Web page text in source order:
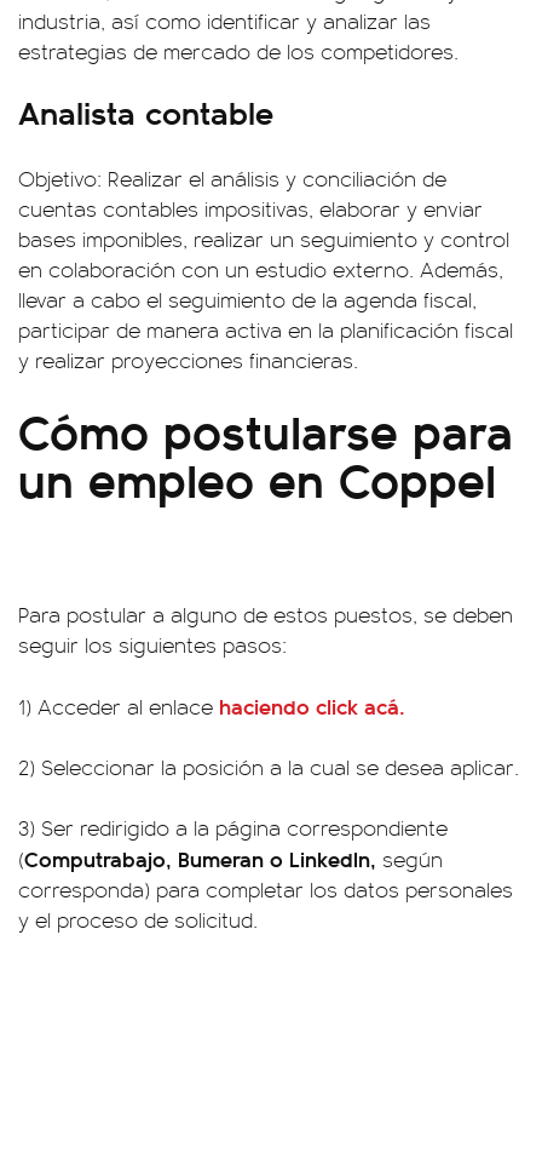
industria, así como identificar y analizar las
estrategias de mercado de los competidores.
Analista contable
Objetivo: Realizar el análisis y conciliación de
cuentas contables impositivas, elaborar y enviar
bases imponibles, realizar un seguimiento y control
en colaboración con un estudio externo. Además,
llevar a cabo el seguimiento de la agenda fiscal,
participar de manera activa en la planificación fiscal
y realizar proyecciones financieras.
Cómo postularse para
un empleo en Coppel
Para postular a alguno de estos puestos, se deben
seguir los siguientes pasos:
1) Acceder al enlace haciendo click acá.
2) Seleccionar la posición a la cual se desea aplicar.
3) Ser redirigido a la página correspondiente
(Computrabajo, Bumeran o LinkedIn, según
corresponda) para completar los datos personales
y el proceso de solicitud.